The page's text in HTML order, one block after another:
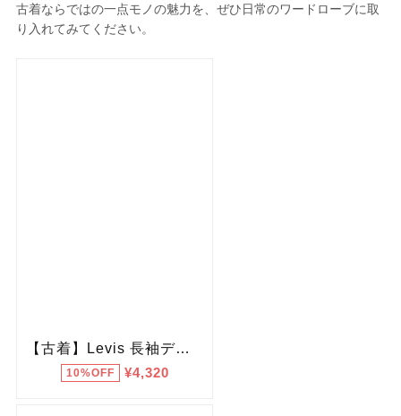
古着ならではの一点モノの魅力を、ぜひ日常のワードローブに取
り入れてみてください。